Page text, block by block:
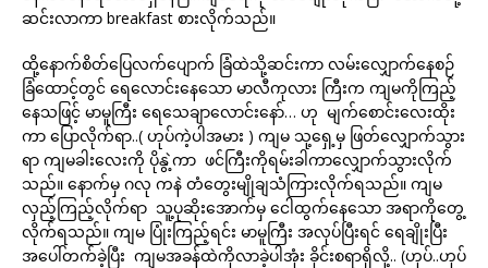
ဆင်းလာကာ breakfast စားလိုက်သည်။
ထို့နောက်စိတ်ပြေလက်ပျောက် ခြံထဲသို့ဆင်းကာ လမ်းလျှောက်နေစဉ်
ခြံထောင့်တွင် ရေလောင်းနေသော မာလီကုလား ကြီးက ကျမကိုကြည့်
နေသဖြင့် မာမူကြီး ရေသေချာလောင်းနော်… ဟု မျက်စောင်းလေးထိုး
ကာ ပြောလိုက်ရာ..( ဟုပ်ကဲ့ပါအမား ) ကျမ သု့ရှေ့မှ ဖြတ်လျှောက်သွား
ရာ ကျမခါးလေးကို ပိုနွဲ့ကာ ဖင်ကြီးကိုရမ်းခါကာလျှောက်သွားလိုက်
သည်။ နောက်မှ ဂလု ကနဲ တံတွေးမျိုချသံကြားလိုက်ရသည်။ ကျမ
လှည့်ကြည့်လိုက်ရာ သူ့ပုဆိုးအောက်မှ ငေါထွက်နေသော အရာကိုတွေ့
လိုက်ရသည်။ ကျမ ပြုံးကြည့်ရင်း မာမူကြီး အလုပ်ပြီးရင် ရေချိုးပြီး
အပေါ်တက်ခဲ့ပြီး ကျမအခန်ထဲကိုလာခဲ့ပါအုံး ခိုင်းစရာရှိလို့.. (ဟုပ်..ဟုပ်